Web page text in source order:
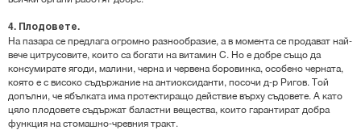
4. Плодовете.
На пазара се предлага огромно разнообразие, а в момента се продават най-
вече цитрусовите, които са богати на витамин С. Но е добре също да
консумирате ягоди, малини, черна и червена боровинка, особено черната,
която е с високо съдържание на антиоксиданти, посочи д-р Ригов. Той
допълни, че ябълката има протектиращо действие върху съдовете. А като
цяло плодовете съдържат баластни вещества, които гарантират добра
функция на стомашно-чревния тракт.